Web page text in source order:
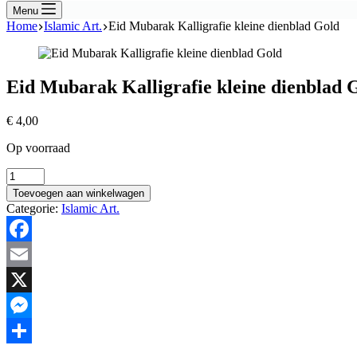
Menu
Home Islamic Art. Eid Mubarak Kalligrafie kleine dienblad Gold
Eid Mubarak Kalligrafie kleine dienblad
€ 4,00
Op voorraad
Eid
Mubarak
Kalligrafie
kleine
dienblad
Gold
hoeveelheid
Toevoegen aan winkelwagen
Categorie: Islamic Art.
Facebook
Email
X
Messenger